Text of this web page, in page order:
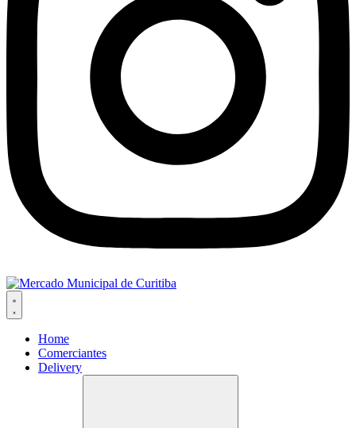
Home
Comerciantes
Delivery